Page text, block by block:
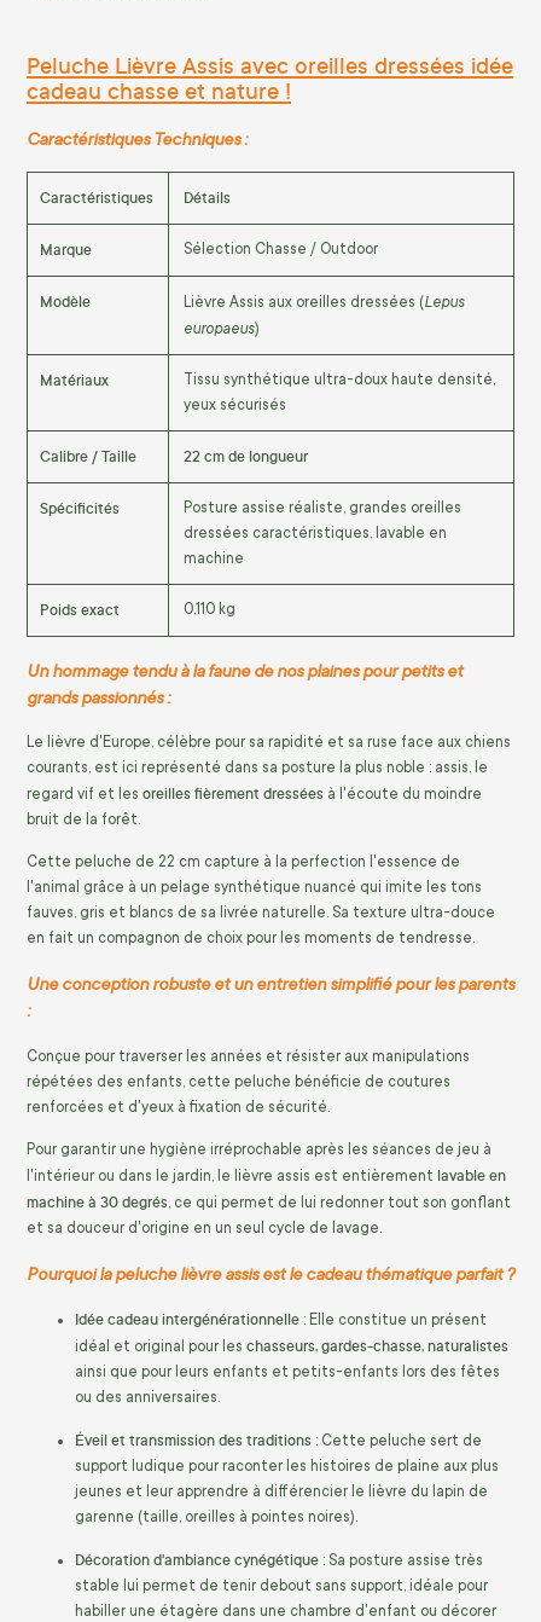
Peluche Lièvre Assis avec oreilles dressées idée
cadeau chasse et nature !
Caractéristiques Techniques :
Caractéristiques Détails
Marque Sélection Chasse / Outdoor
Modèle Lièvre Assis aux oreilles dressées (Lepus
europaeus)
Matériaux
Tissu synthétique ultra-doux haute densité,
yeux sécurisés
Calibre / Taille 22 cm de longueur
Spécificités
Posture assise réaliste, grandes oreilles
dressées caractéristiques, lavable en
machine
Poids exact 0,110 kg
Un hommage tendu à la faune de nos plaines pour petits et
grands passionnés :
Le lièvre d'Europe, célèbre pour sa rapidité et sa ruse face aux chiens
courants, est ici représenté dans sa posture la plus noble : assis, le
regard vif et les oreilles fièrement dressées à l'écoute du moindre
bruit de la forêt.
Cette peluche de 22 cm capture à la perfection l'essence de
l'animal grâce à un pelage synthétique nuancé qui imite les tons
fauves, gris et blancs de sa livrée naturelle. Sa texture ultra-douce
en fait un compagnon de choix pour les moments de tendresse.
Une conception robuste et un entretien simplifié pour les parents
:
Conçue pour traverser les années et résister aux manipulations
répétées des enfants, cette peluche bénéficie de coutures
renforcées et d'yeux à fixation de sécurité.
Pour garantir une hygiène irréprochable après les séances de jeu à
l'intérieur ou dans le jardin, le lièvre assis est entièrement lavable en
machine à 30 degrés , ce qui permet de lui redonner tout son gonflant
et sa douceur d'origine en un seul cycle de lavage.
Pourquoi la peluche lièvre assis est le cadeau thématique parfait ?
Idée cadeau intergénérationnelle : Elle constitue un présent
idéal et original pour les chasseurs, gardes-chasse, naturalistes
ainsi que pour leurs enfants et petits-enfants lors des fêtes
ou des anniversaires.
Éveil et transmission des traditions : Cette peluche sert de
support ludique pour raconter les histoires de plaine aux plus
jeunes et leur apprendre à différencier le lièvre du lapin de
garenne (taille, oreilles à pointes noires).
Décoration d'ambiance cynégétique : Sa posture assise très
stable lui permet de tenir debout sans support, idéale pour
habiller une étagère dans une chambre d'enfant ou décorer